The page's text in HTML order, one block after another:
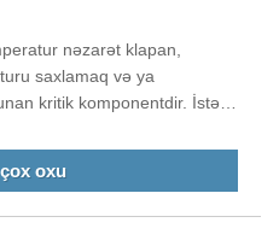
nəzarət klapan,
saxlamaq və ya
kritik komponentdir. İstər
prosesi, istərsə də
termostatik klapanlar
işləməsində rol oynayır.
oxu